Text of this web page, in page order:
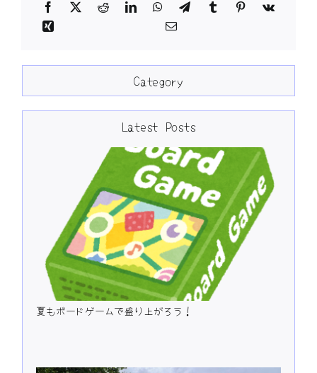
Category
Latest Posts
夏もボードゲームで盛り上がろう！